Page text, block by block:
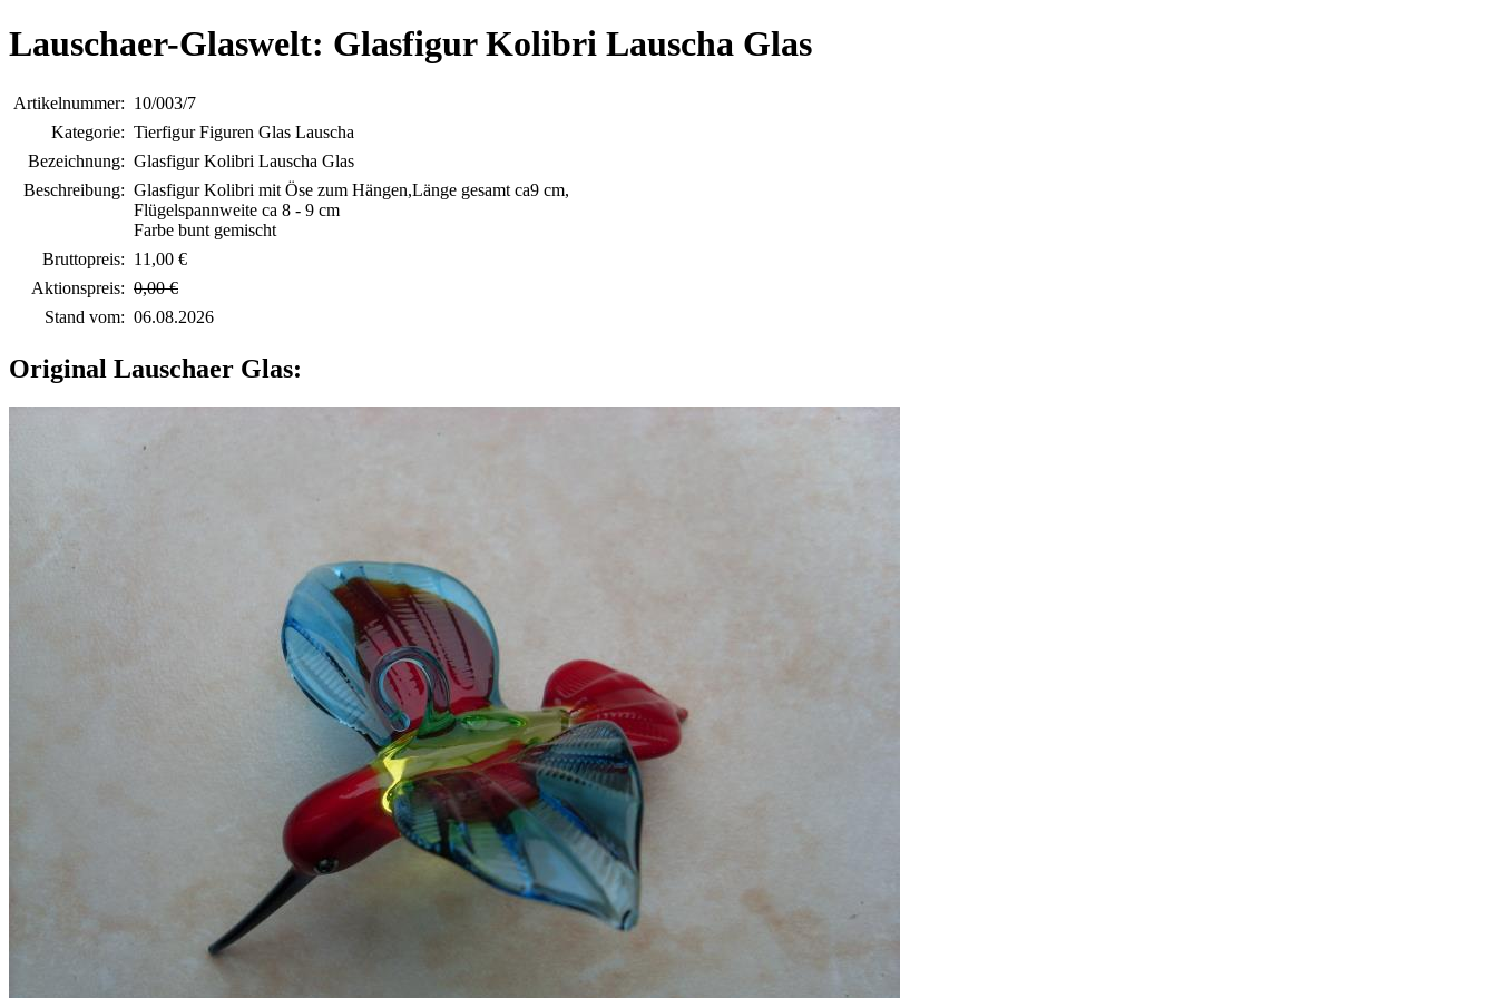
Lauschaer-Glaswelt: Glasfigur Kolibri Lauscha Glas
Artikelnummer: 10/003/7
Kategorie: Tierfigur Figuren Glas Lauscha
Bezeichnung: Glasfigur Kolibri Lauscha Glas
Beschreibung: Glasfigur Kolibri mit Öse zum Hängen,Länge gesamt ca9 cm,
Flügelspannweite ca 8 - 9 cm
Farbe bunt gemischt
Bruttopreis: 11,00 €
Aktionspreis: 0,00 €
Stand vom: 06.08.2026
Original Lauschaer Glas: